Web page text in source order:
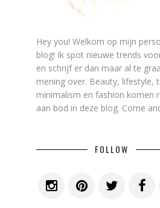
Hey you! Welkom op mijn
blog! Ik spot nieuwe trends
en schrijf er dan maar al te
mening over. Beauty, lifestyle,
minimalism en fashion komen
aan bod in deze blog. Come
FOLLOW